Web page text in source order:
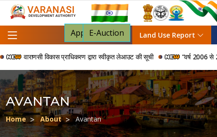
Apply For NOC
E-Auction Land Use Report
वाराणसी विकास प्राधिकरण द्वारा स्वीकृत लेआउट की सूची “वर्ष 2006 से
AVANTAN
Home About Avantan